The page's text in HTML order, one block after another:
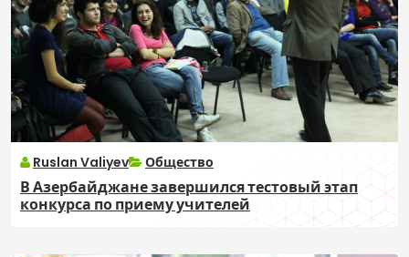
Ruslan Valiyev Общество
В Азербайджане завершился тестовый этап
конкурса по приему учителей